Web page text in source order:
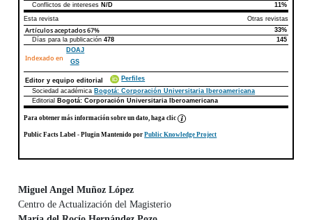
Conflictos de intereses N/D
11%
Esta revista
Otras revistas
Artículos aceptados67%
33%
Días para la publicación478 145
Indexado en
DOAJ
GS
Editor y equipo editorial
Perfiles
Sociedad académica Bogotá: Corporación Universitaria Iberoamericana
Editorial
Bogotá: Corporación Universitaria Iberoamericana
Para obtener más información sobre un dato, haga clic
Public Facts Label - Plugin Mantenido porPublic Knowledge Project
Contenido principal del artículo
Miguel Angel Muñoz López
Centro de Actualización del Magisterio